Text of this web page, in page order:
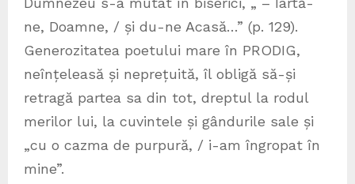
ne, Doamne, / și du-ne Acasă…” (p. 129).
Generozitatea poetului mare în PRODIG,
neînțeleasă și neprețuită, îl obligă să-și
retragă partea sa din tot, dreptul la rodul
merilor lui, la cuvintele și gândurile sale și
„cu o cazma de purpură, / i-am îngropat în
mine”.